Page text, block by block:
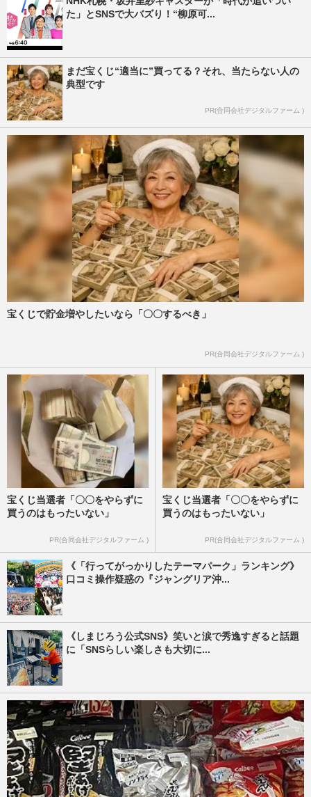
た」とSNSで大バズり！“柳原可...
まだ宝くじ“適当に”買ってる？それ、当たらない人の
典型です
PR(合同会社デジタルファーム )
宝くじで貯金増やしたいなら「〇〇するべき」
PR(合同会社デジタルファーム )
宝くじ当選者「〇〇をやらずに
買うのはもったいない」
PR(合同会社デジタルファーム )
宝くじ当選者「〇〇をやらずに
買うのはもったいない」
PR(合同会社デジタルファーム )
《「行ってがっかりしたテーマパーク」ランキング》
口コミ操作疑惑の『ジャングリア沖...
《しまじろう公式SNS》笑いと涙で秀逸すぎると話題
に「SNSらしい楽しさも大切に...